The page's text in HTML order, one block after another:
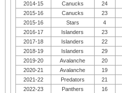
2014-15
Canucks 24
2015-16
Canucks 23
2015-16
Stars 4
2016-17
Islanders 23
2017-18
Islanders 22
2018-19
Islanders 29
2019-20
Avalanche 20
2020-21
Avalanche 19
2021-22
Predators 21
2022-23
Panthers 16